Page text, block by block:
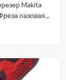
Makita
пазовая...